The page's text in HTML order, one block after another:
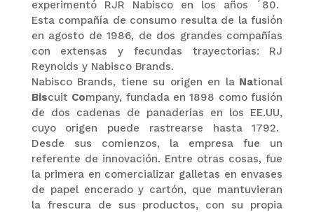
experimentó RJR Nabisco en los años ´80.
Esta compañía de consumo resulta de la fusión
en agosto de 1986, de dos grandes compañías
con extensas y fecundas trayectorias: RJ
Reynolds y Nabisco Brands.
Nabisco Brands, tiene su origen en laNational
Biscuit Company, fundada en 1898 como fusión
de dos cadenas de panaderías en los EE.UU,
cuyo origen puede rastrearse hasta 1792.
Desde sus comienzos, la empresa fue un
referente de innovación. Entre otras cosas, fue
la primera en comercializar galletas en envases
de papel encerado y cartón, que mantuvieran
la frescura de sus productos, con su propia